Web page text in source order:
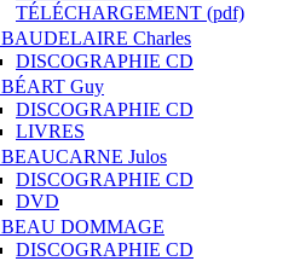
TÉLÉCHARGEMENT (pdf)
BAUDELAIRE Charles
DISCOGRAPHIE CD
BÉART Guy
DISCOGRAPHIE CD
LIVRES
BEAUCARNE Julos
DISCOGRAPHIE CD
DVD
BEAU DOMMAGE
DISCOGRAPHIE CD